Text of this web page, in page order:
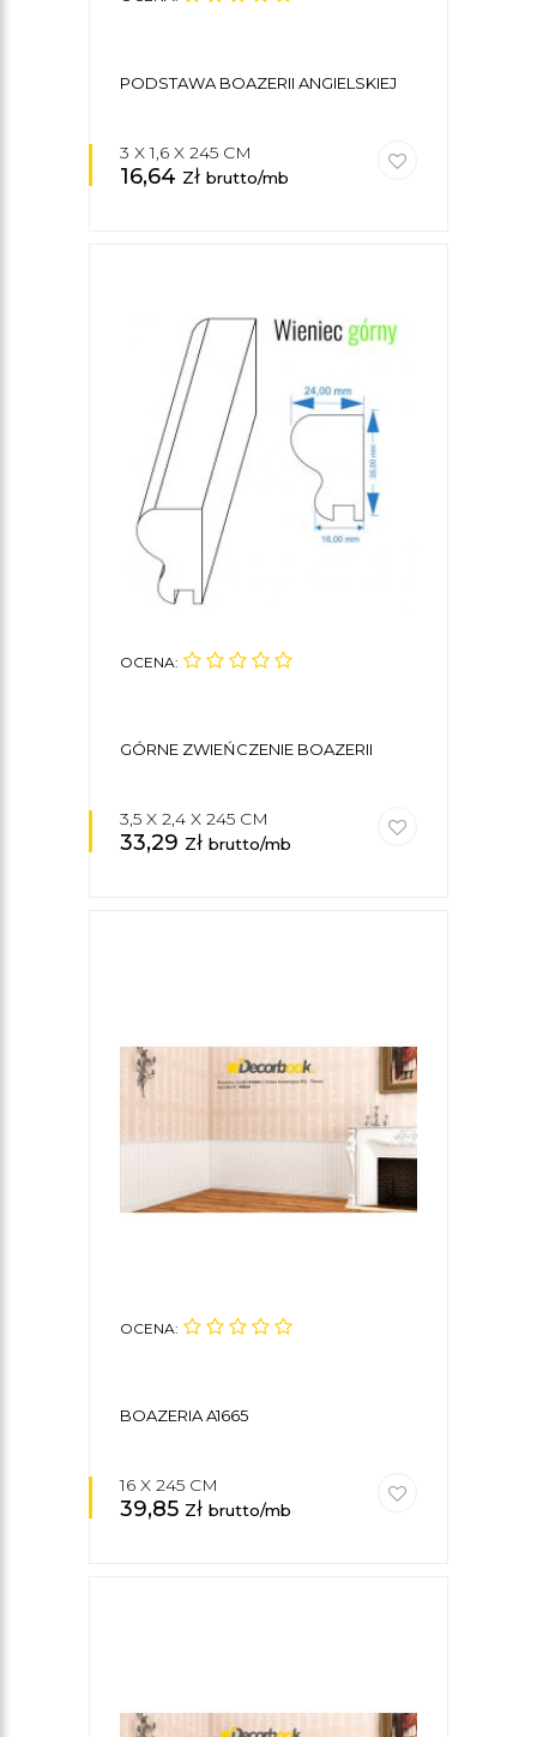
PODSTAWA BOAZERII ANGIELSKIEJ
3 X 1,6 X 245 CM
16,64 zł brutto/mb
OCENA:
GÓRNE ZWIEŃCZENIE BOAZERII
3,5 X 2,4 X 245 CM
33,29 zł brutto/mb
OCENA:
BOAZERIA A1665
16 X 245 CM
39,85 zł brutto/mb